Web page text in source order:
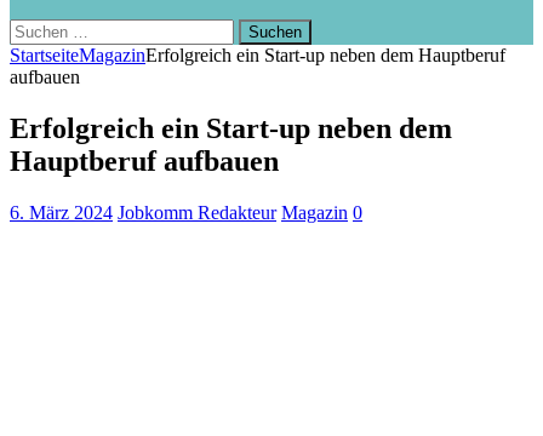
Suchen
nach:
StartseiteMagazinErfolgreich ein Start-up neben dem Hauptberuf
aufbauen
Erfolgreich ein Start-up neben dem
Hauptberuf aufbauen
6. März 2024 Jobkomm Redakteur Magazin 0